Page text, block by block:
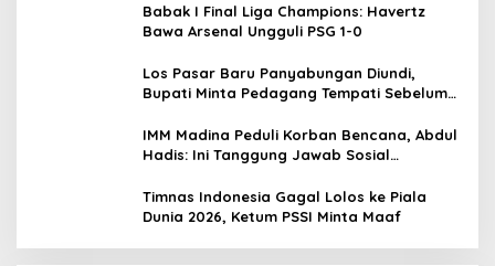
Babak I Final Liga Champions: Havertz
Bawa Arsenal Ungguli PSG 1-0
Los Pasar Baru Panyabungan Diundi,
Bupati Minta Pedagang Tempati Sebelum
IMM Madina Peduli Korban Bencana, Abdul
Hadis: Ini Tanggung Jawab Sosial
Timnas Indonesia Gagal Lolos ke Piala
Dunia 2026, Ketum PSSI Minta Maaf